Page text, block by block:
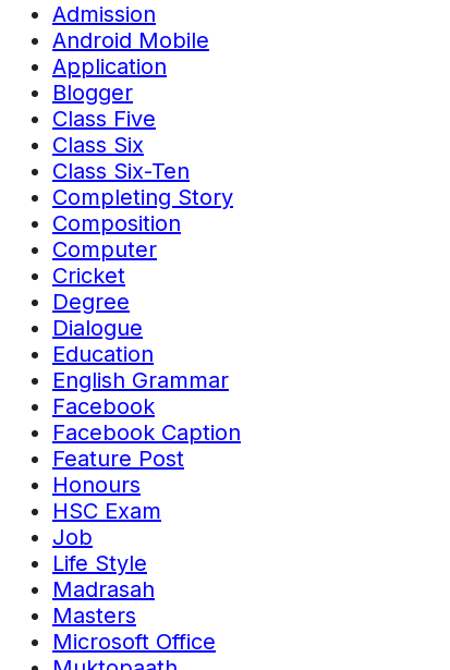
Admission
Android Mobile
Application
Blogger
Class Five
Class Six
Class Six-Ten
Completing Story
Composition
Computer
Cricket
Degree
Dialogue
Education
English Grammar
Facebook
Facebook Caption
Feature Post
Honours
HSC Exam
Job
Life Style
Madrasah
Masters
Microsoft Office